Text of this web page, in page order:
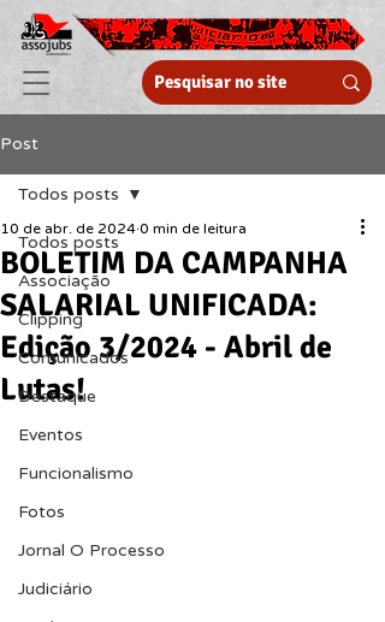
Post
Todos posts
Associação
Clipping
Comunicados
Destaque
Eventos
Funcionalismo
Fotos
Jornal O Processo
Judiciário
Todos posts
BOLETIM DA CAMPANHA
SALARIAL UNIFICADA:
Edição 3/2024 - Abril de
Lutas!
10 de abr. de 2024 0 min de leitura